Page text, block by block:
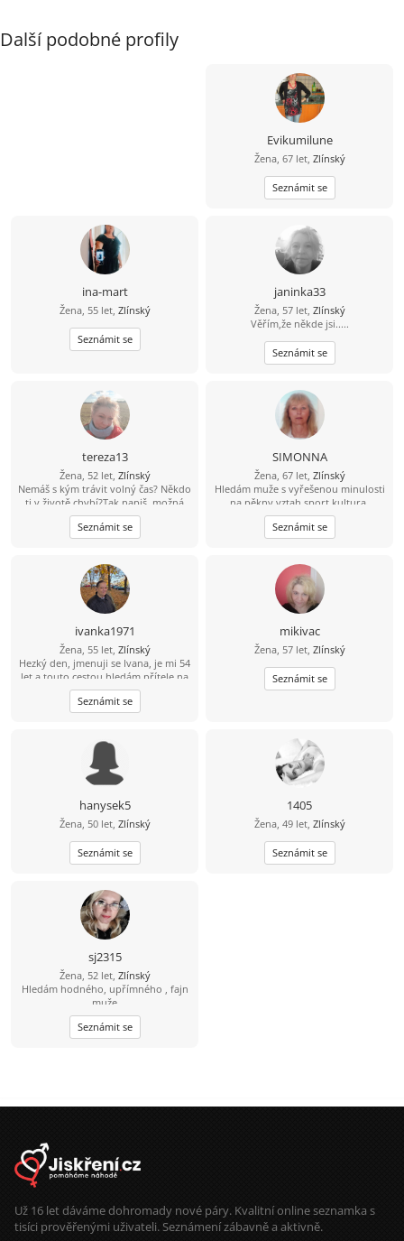
Další podobné profily
Evikumilune
Žena, 67 let, Zlínský
Seznámit se
ina-mart
Žena, 55 let, Zlínský
Seznámit se
janinka33
Žena, 57 let, Zlínský
Věřím,že někde jsi.....
Seznámit se
tereza13
Žena, 52 let, Zlínský
Nemáš s kým trávit volný čas? Někdo
ti v životě chybí?Tak napiš, možná
něco vymyslíme spolu a časem se
uvidí....
Seznámit se
SIMONNA
Žena, 67 let, Zlínský
Hledám muže s vyřešenou minulosti
na pěkny vztah,sport,kultura.
Seznámit se
ivanka1971
Žena, 55 let, Zlínský
Hezký den, jmenuji se Ivana, je mi 54
let a touto cestou hledám přítele na
vážný vztah ve věku 45-60 let. Jsem
ze Zlína a mám 2 dospělé dcery. Mezi
mé koníčky patří procházky, výlety,
Budu ráda když se mi ozveš na tel.
774 881 971. Budu se těšit.
Seznámit se
mikivac
Žena, 57 let, Zlínský
Seznámit se
hanysek5
Žena, 50 let, Zlínský
Seznámit se
1405
Žena, 49 let, Zlínský
Seznámit se
sj2315
Žena, 52 let, Zlínský
Hledám hodného, upřímného , fajn
muže
Seznámit se
Už 16 let dáváme dohromady nové páry. Kvalitní online seznamka s
tisíci prověřenými uživateli. Seznámení zábavně a aktivně.